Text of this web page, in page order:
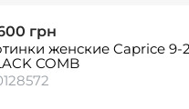
грн
женские Caprice 9-
COMB